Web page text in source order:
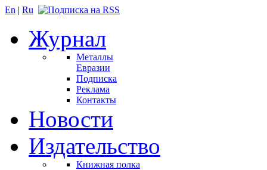
En | Ru
Журнал
Металлы
Евразии
Подписка
Реклама
Контакты
Новости
Издательство
Книжная полка